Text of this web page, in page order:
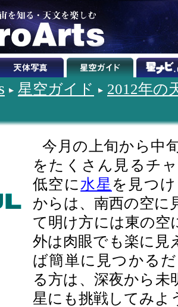
星空ガイド
2012年の
今月の上旬から中
をたくさん見るチ
低空に 水星 を見つ
からは、南西の空に
て明け方には東の空
外は肉眼でも楽に見
ば簡単に見つかる
る方は、深夜から未
星にも挑戦してみよ